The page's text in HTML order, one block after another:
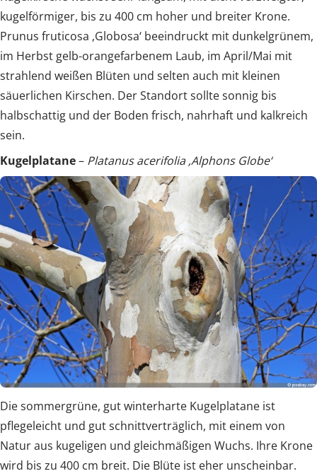
kugelförmiger, bis zu 400 cm hoher und breiter Krone.
Prunus fruticosa ‚Globosa‘ beeindruckt mit dunkelgrünem,
im Herbst gelb-orangefarbenem Laub, im April/Mai mit
strahlend weißen Blüten und selten auch mit kleinen
säuerlichen Kirschen. Der Standort sollte sonnig bis
halbschattig und der Boden frisch, nahrhaft und kalkreich
sein.
Kugelplatane– Platanus acerifolia ‚Alphons Globe‘
Die sommergrüne, gut winterharte Kugelplatane ist
pflegeleicht und gut schnittverträglich, mit einem von
Natur aus kugeligen und gleichmäßigen Wuchs. Ihre Krone
wird bis zu 400 cm breit. Die Blüte ist eher unscheinbar.